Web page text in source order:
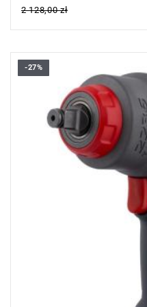
2 128,00 zł
• Wrzeciono (uchwyt):
• Maks. moment obrotowy:
• Prędkość: 7500 obr/min
• Udary na minutę: 1350
• Długość: 187 mm
• Poziom hałasu udaru: 94,2
• Wlot powietrza (NPTF/NPT):
• Ciśnienie robocze: 6,2 bar
• Min. wymiar przewodu: 10
-27%